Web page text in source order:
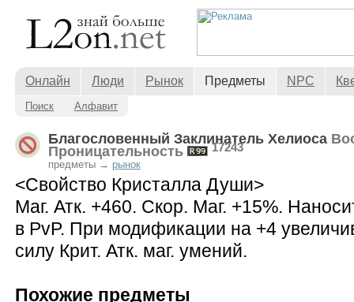
Онлайн Люди Рынок Предметы NPC
Поиск Алфавит
Благословенный Заклинатель Хелиоса
Проницательность
17243
предметы → рынок
<Свойство Кристалла Души>
Маг. Атк. +460. Скор. Маг. +15%.
в PvP. При модификации на +4
силу Крит. Атк. маг. умений.
Похожие предметы